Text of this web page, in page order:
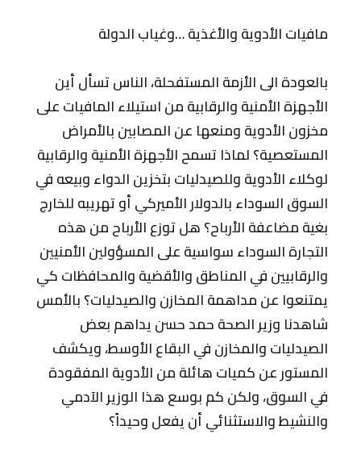
مافيات الأدوية والأغذية …وغياب الدولة
بالعودة الى الأزمة المستفحلة، الناس تسأل أين
الأجهزة الأمنية والرقابية من استيلاء المافيات على
مخزون الأدوية ومنعها عن المصابين بالأمراض
المستعصية؟ لماذا تسمح الأجهزة الأمنية والرقابية
لوكلاء الأدوية وللصيدليات بتخزين الدواء وبيعه في
السوق السوداء بالدولار الأميركي أو تهريبه للخارج
بغية مضاعفة الأرباح؟ هل توزع الأرباح من هذه
التجارة السوداء سواسية على المسؤولين الأمنيين
والرقابيين في المناطق والأقضية والمحافظات كي
يمتنعوا عن مداهمة المخازن والصيدليات؟ بالأمس
شاهدنا وزير الصحة حمد حسن يداهم بعض
الصيدليات والمخازن في البقاع الأوسط، ويكشف
المستور عن كميات هائلة من الأدوية المفقودة
في السوق، ولكن كم بوسع هذا الوزير الآدمي
والنشيط والاستثنائي أن يفعل وحيداً؟